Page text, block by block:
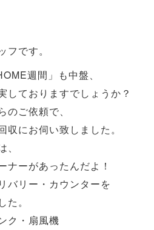
です。
週間」も中盤、
しておりますでしょうか？
ご依頼で、
にお伺い致しました。
ナーがあったんだよ！
バリー・カウンターを
。
ク・扇風機